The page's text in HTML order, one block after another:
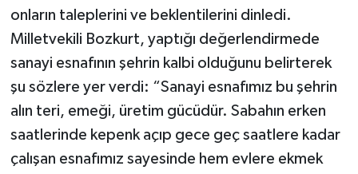
onların taleplerini ve beklentilerini dinledi.
Milletvekili Bozkurt, yaptığı değerlendirmede
sanayi esnafının şehrin kalbi olduğunu belirterek
şu sözlere yer verdi: “Sanayi esnafımız bu şehrin
alın teri, emeği, üretim gücüdür. Sabahın erken
saatlerinde kepenk açıp gece geç saatlere kadar
çalışan esnafımız sayesinde hem evlere ekmek